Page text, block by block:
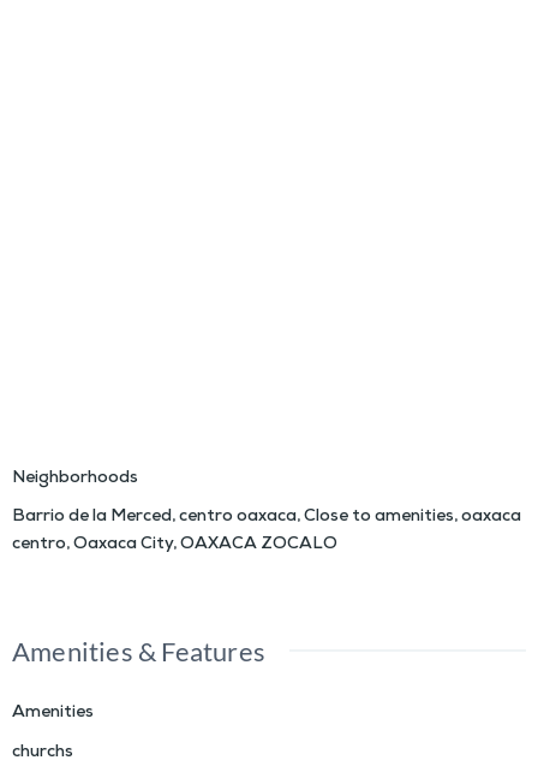
Neighborhoods
Barrio de la Merced,centro oaxaca,Close to amenities,oaxaca
centro,Oaxaca City,OAXACA ZOCALO
Amenities & Features
Amenities
churchs